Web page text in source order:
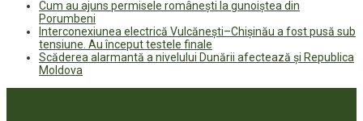
Cum au ajuns permisele românești la gunoiștea din
Porumbeni
Interconexiunea electrică Vulcănești–Chișinău a fost pusă sub
tensiune. Au început testele finale
Scăderea alarmantă a nivelului Dunării afectează și Republica
Moldova